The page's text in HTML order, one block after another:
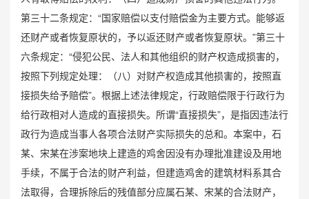
第三十二条规定：“国家赔偿以支付赔偿金为主要方式。能够返
还财产或者恢复原状的，予以返还财产或者恢复原状。”第三十
六条规定：“侵犯公民、法人和其他组织的财产权造成损害的，
按照下列规定处理：（八）对财产权造成其他损害的，按照直
接损失给予赔偿”。根据上述法律规定，行政赔偿限于行政行为
给行政相对人造成的直接损失。所谓“直接损失”，是指因违法行
政行为造成当事人各项合法财产实际损失的总和。本案中，石
某、宋某在涉案地块上建造的鸡舍因没有办理批准建设及用地
手续，不属于合法的财产利益，但建造鸡舍的建筑材料系其合
法取得，合理拆除后的残值部分应属石某、宋某的合法财产，